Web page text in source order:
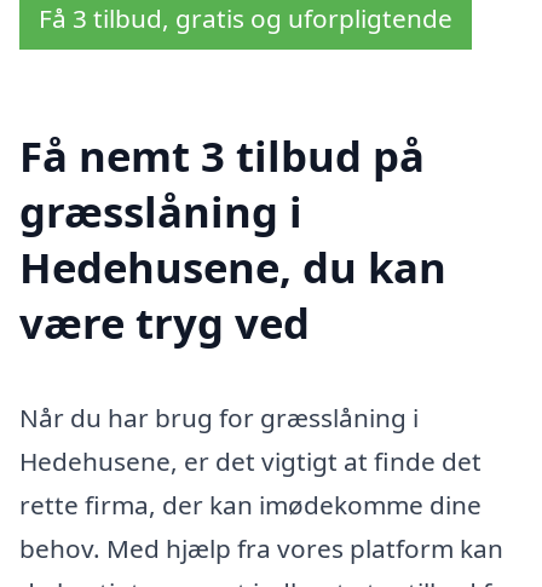
Få 3 tilbud, gratis og uforpligtende
Få nemt 3 tilbud på
græsslåning i
Hedehusene, du kan
være tryg ved
Når du har brug for græsslåning i
Hedehusene, er det vigtigt at finde det
rette firma, der kan imødekomme dine
behov. Med hjælp fra vores platform kan